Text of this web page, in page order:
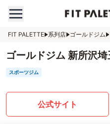
FIT PALETTE 系列店 ゴールドジム
ゴールドジム 新所沢
スポーツジム
公式サイト